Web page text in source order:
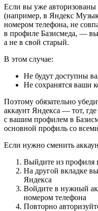
Если вы уже авторизованы
(например, в Яндекс
номером телефона, не
в профиле Базисмеда, —
а не в свой старый.
В этом случае:
Не будут доступны
Не сохранятся ваши
Поэтому обязательно
аккаунт Яндекса — тот,
с вашим профилем в
основной профиль со
Если нужно сменить
Выйдите из профиля
На другой вкладке
Яндекса
Войдите в нужный
номером телефона
Повторно